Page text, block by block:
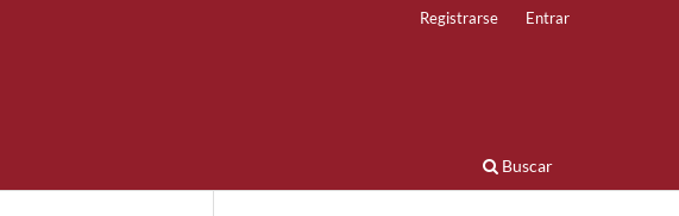
Buscar
Registrarse Entrar